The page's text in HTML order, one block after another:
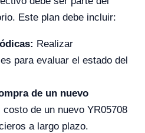
Este plan debe incluir:
Realizar
para evaluar el estado del
de un nuevo
costo de un nuevo YR05708
a largo plazo.